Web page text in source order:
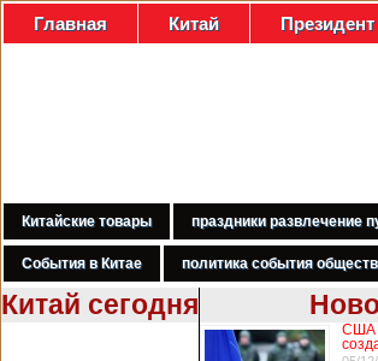
Главная Китай Президент
Китайские товары праздники развлечение
События в Китае политика события
Китай сегодня
США